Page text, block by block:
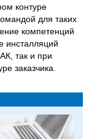
контуре
для таких
компетенций
инсталляций
так и при
заказчика.